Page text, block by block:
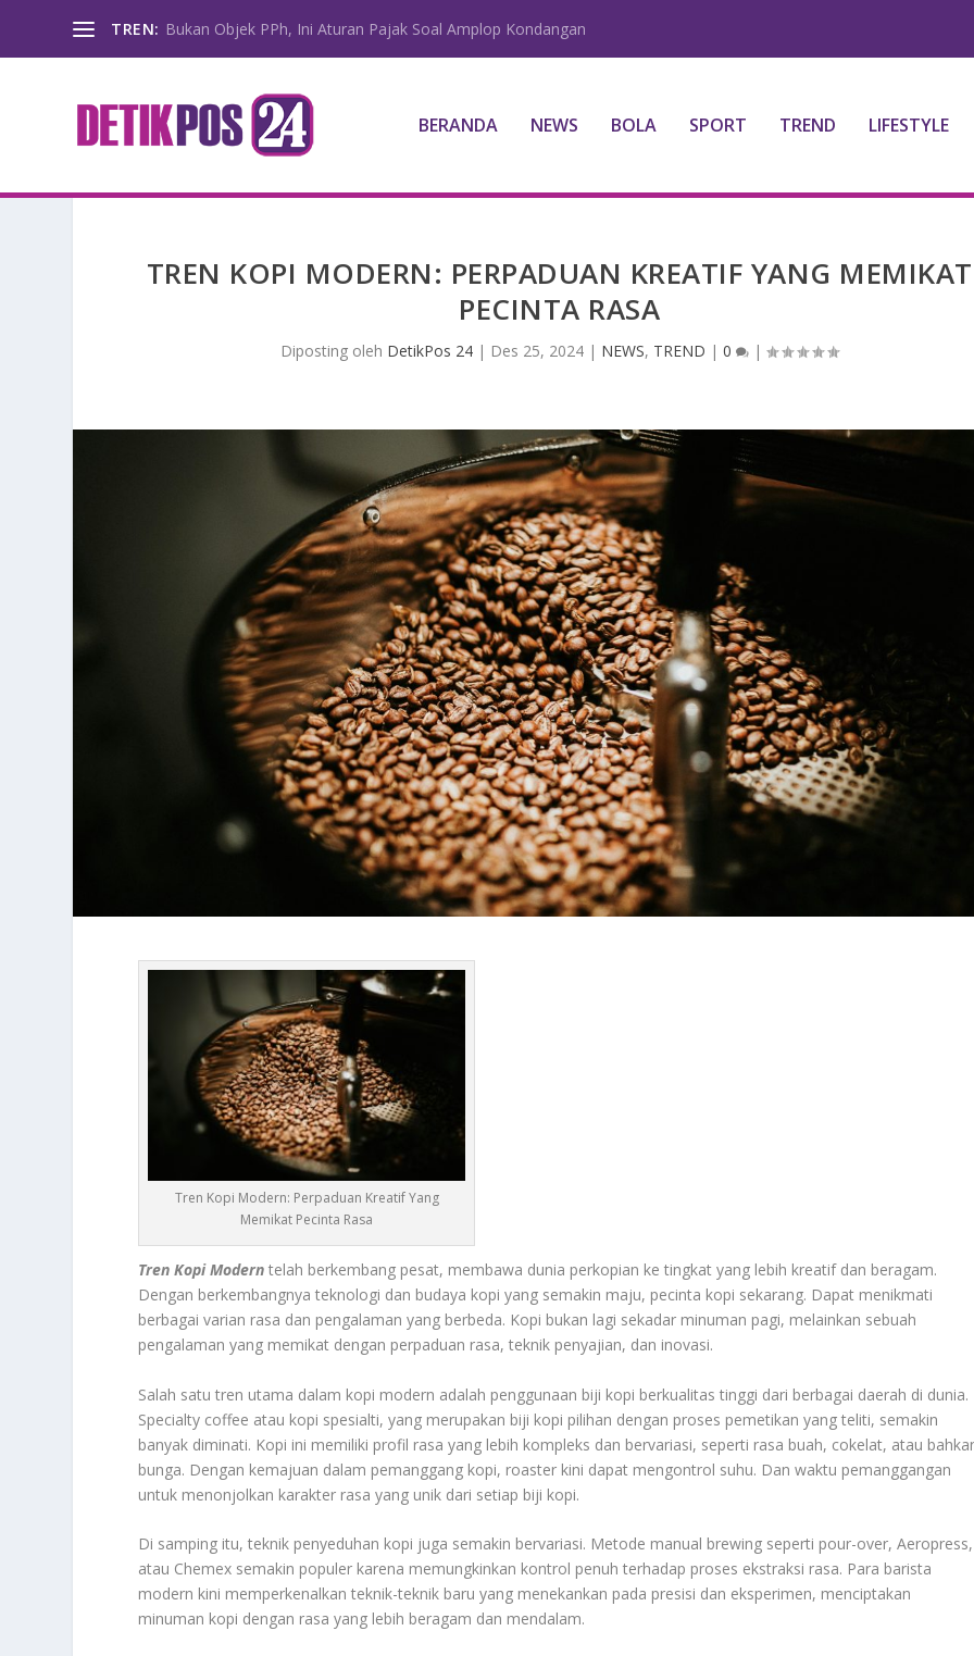
TREN: Bukan Objek PPh, Ini Aturan Pajak Soal Amplop Kondangan
BERANDA NEWS BOLA SPORT TREND LIFESTYLE
TREN KOPI MODERN: PERPADUAN KREATIF YANG MEMIKAT
PECINTA RASA
Diposting oleh DetikPos 24 | Des 25, 2024 | NEWS, TREND |0 |
Tren Kopi Modern: Perpaduan Kreatif Yang
Memikat Pecinta Rasa
Tren Kopi Modern telah berkembang pesat, membawa dunia perkopian ke tingkat yang lebih kreatif dan beragam.
Dengan berkembangnya teknologi dan budaya kopi yang semakin maju, pecinta kopi sekarang. Dapat menikmati
berbagai varian rasa dan pengalaman yang berbeda. Kopi bukan lagi sekadar minuman pagi, melainkan sebuah
pengalaman yang memikat dengan perpaduan rasa, teknik penyajian, dan inovasi.
Salah satu tren utama dalam kopi modern adalah penggunaan biji kopi berkualitas tinggi dari berbagai daerah di dunia.
Specialty coffee atau kopi spesialti, yang merupakan biji kopi pilihan dengan proses pemetikan yang teliti, semakin
banyak diminati. Kopi ini memiliki profil rasa yang lebih kompleks dan bervariasi, seperti rasa buah, cokelat, atau
bunga. Dengan kemajuan dalam pemanggang kopi, roaster kini dapat mengontrol suhu. Dan waktu pemanggangan
untuk menonjolkan karakter rasa yang unik dari setiap biji kopi.
Di samping itu, teknik penyeduhan kopi juga semakin bervariasi. Metode manual brewing seperti pour-over, Aeropress,
atau Chemex semakin populer karena memungkinkan kontrol penuh terhadap proses ekstraksi rasa. Para barista
modern kini memperkenalkan teknik-teknik baru yang menekankan pada presisi dan eksperimen, menciptakan
minuman kopi dengan rasa yang lebih beragam dan mendalam.